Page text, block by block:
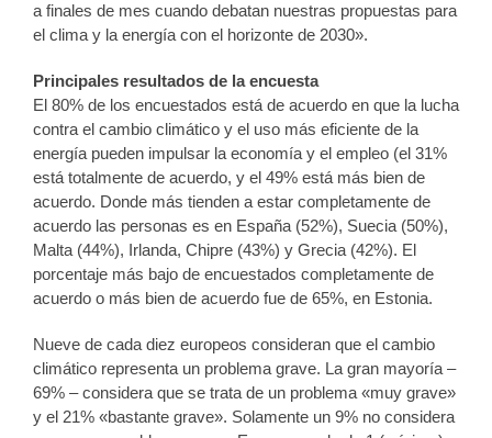
a finales de mes cuando debatan nuestras propuestas para
el clima y la energía con el horizonte de 2030».
Principales resultados de la encuesta
El 80% de los encuestados está de acuerdo en que la lucha
contra el cambio climático y el uso más eficiente de la
energía pueden impulsar la economía y el empleo (el 31%
está totalmente de acuerdo, y el 49% está más bien de
acuerdo. Donde más tienden a estar completamente de
acuerdo las personas es en España (52%), Suecia (50%),
Malta (44%), Irlanda, Chipre (43%) y Grecia (42%). El
porcentaje más bajo de encuestados completamente de
acuerdo o más bien de acuerdo fue de 65%, en Estonia.
Nueve de cada diez europeos consideran que el cambio
climático representa un problema grave. La gran mayoría –
69% – considera que se trata de un problema «muy grave»
y el 21% «bastante grave». Solamente un 9% no considera